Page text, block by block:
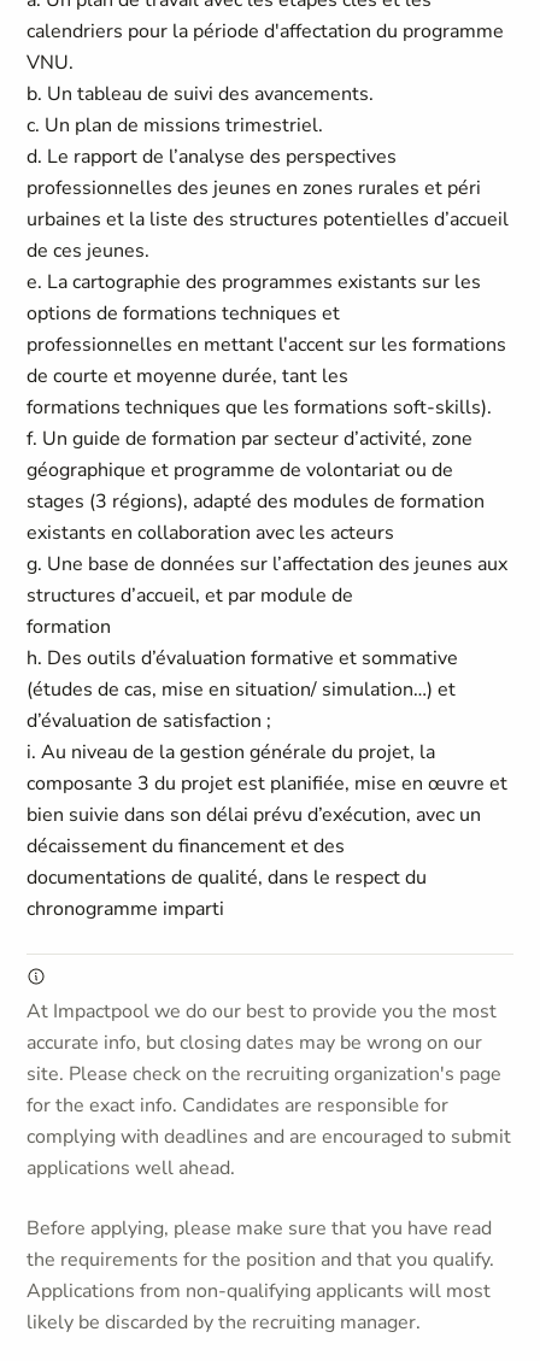
calendriers pour la période d'affectation du programme
VNU.
b. Un tableau de suivi des avancements.
c. Un plan de missions trimestriel.
d. Le rapport de l’analyse des perspectives
professionnelles des jeunes en zones rurales et péri
urbaines et la liste des structures potentielles d’accueil
de ces jeunes.
e. La cartographie des programmes existants sur les
options de formations techniques et
professionnelles en mettant l'accent sur les formations
de courte et moyenne durée, tant les
formations techniques que les formations soft-skills).
f. Un guide de formation par secteur d’activité, zone
géographique et programme de volontariat ou de
stages (3 régions), adapté des modules de formation
existants en collaboration avec les acteurs
g. Une base de données sur l’affectation des jeunes aux
structures d’accueil, et par module de
formation
h. Des outils d’évaluation formative et sommative
(études de cas, mise en situation/ simulation…) et
d’évaluation de satisfaction ;
i. Au niveau de la gestion générale du projet, la
composante 3 du projet est planifiée, mise en œuvre et
bien suivie dans son délai prévu d’exécution, avec un
décaissement du financement et des
documentations de qualité, dans le respect du
chronogramme imparti
At Impactpool we do our best to provide you the most
accurate info, but closing dates may be wrong on our
site. Please check on the recruiting organization's page
for the exact info. Candidates are responsible for
complying with deadlines and are encouraged to submit
applications well ahead.
Before applying, please make sure that you have read
the requirements for the position and that you qualify.
Applications from non-qualifying applicants will most
likely be discarded by the recruiting manager.